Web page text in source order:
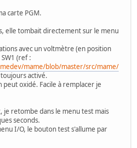
carte PGM.
elle tombait directement sur le menu
avec un voltmètre (en position
(ref :
mame/blob/master/src/mame/
activé.
peut oxidé. Facile à remplacer je
je retombe dans le menu test mais
seconds.
I/O, le bouton test s'allume par